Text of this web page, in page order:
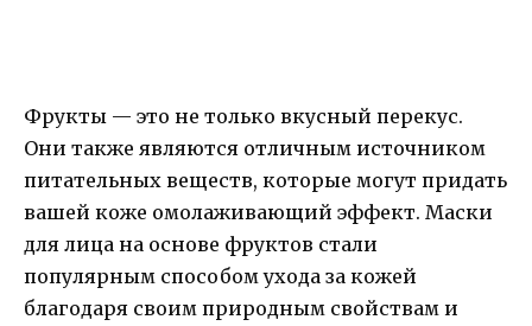
Фрукты — это не только вкусный перекус.
Они также являются отличным источником
питательных веществ, которые могут придать
вашей коже омолаживающий эффект. Маски
для лица на основе фруктов стали
популярным способом ухода за кожей
благодаря своим природным свойствам и